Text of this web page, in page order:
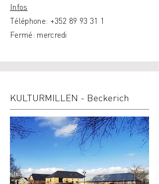
Infos
Téléphone: +352 89 93 31 1
Fermé: mercredi
KULTURMILLEN - Beckerich